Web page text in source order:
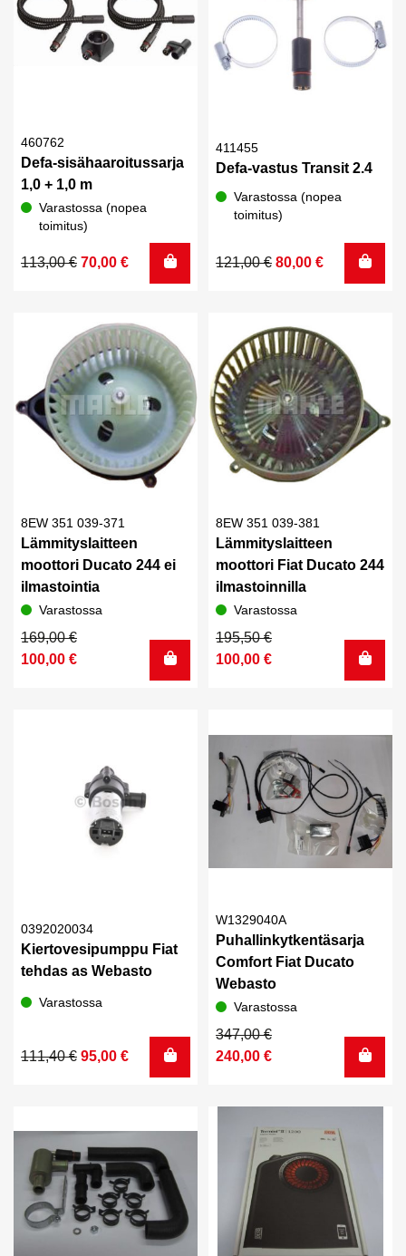
460762
Defa-sisähaaroitussarja
1,0 + 1,0 m
Varastossa (nopea
toimitus)
113,00€
Alkuperäinen
70,00 €
Nykyinen
411455
Defa-vastus Transit 2.4
Varastossa (nopea
toimitus)
121,00€
Alkuperäinen
121,00 €.
80,00 €
Nykyinen
80,00 €.
8EW 351 039-371
Lämmityslaitteen
moottori Ducato 244 ei
ilmastointia
Varastossa
169,00€
Alkuperäinen
hinta
100,00 €
Nykyinen
hinta
8EW 351 039-381
Lämmityslaitteen
moottori Fiat Ducato 244
ilmastoinnilla
Varastossa
195,50€
Alkuperäinen
hinta
100,00 €
Nykyinen
hinta
0392020034
Kiertovesipumppu Fiat
tehdas as Webasto
Varastossa
111,40€
Alkuperäinen
95,00 €
Nykyinen
W1329040A
Puhallinkytkentäsarja
Comfort Fiat Ducato
Webasto
Varastossa
347,00€
Alkuperäinen
hinta
240,00 €
Nykyinen
hinta